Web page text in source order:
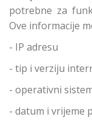
potrebne za
Ove informacije
- IP adresu
- tip i verziju
- operativni
- datum i vrijeme